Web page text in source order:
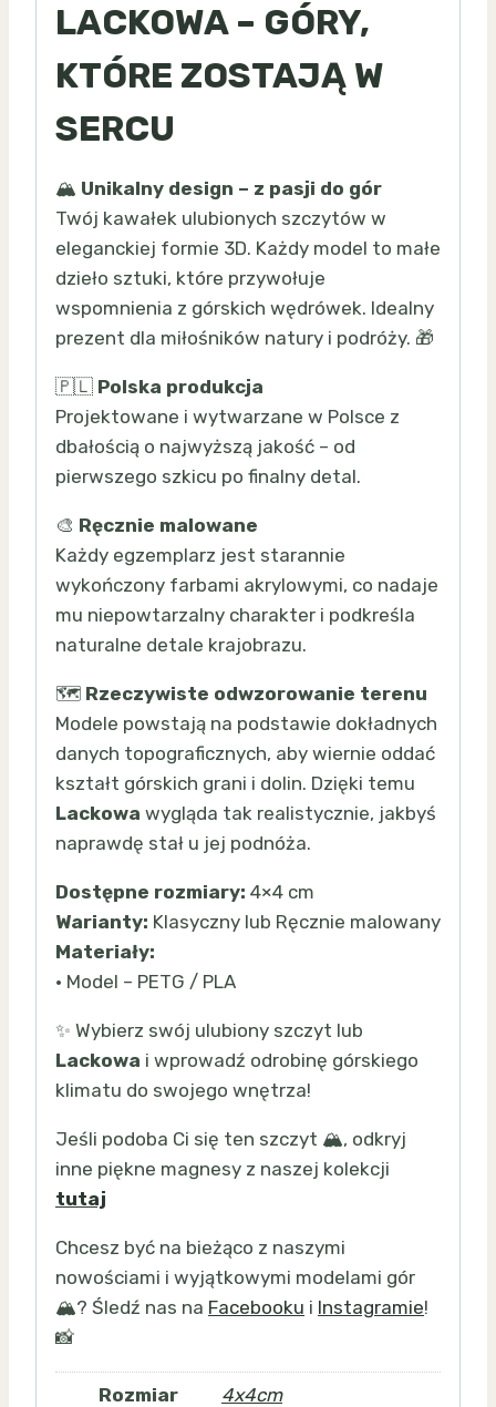
LACKOWA – GÓRY,
KTÓRE ZOSTAJĄ W
SERCU
🏔️ Unikalny design – z pasji do gór
Twój kawałek ulubionych szczytów w
eleganckiej formie 3D. Każdy model to małe
dzieło sztuki, które przywołuje
wspomnienia z górskich wędrówek. Idealny
prezent dla miłośników natury i podróży. 🎁
🇵🇱 Polska produkcja
Projektowane i wytwarzane w Polsce z
dbałością o najwyższą jakość – od
pierwszego szkicu po finalny detal.
🎨 Ręcznie malowane
Każdy egzemplarz jest starannie
wykończony farbami akrylowymi, co nadaje
mu niepowtarzalny charakter i podkreśla
naturalne detale krajobrazu.
🗺️ Rzeczywiste odwzorowanie terenu
Modele powstają na podstawie dokładnych
danych topograficznych, aby wiernie oddać
kształt górskich grani i dolin. Dzięki temu
Lackowa wygląda tak realistycznie, jakbyś
naprawdę stał u jej podnóża.
Dostępne rozmiary: 4×4 cm
Warianty: Klasyczny lub Ręcznie malowany
Materiały:
• Model – PETG / PLA
✨ Wybierz swój ulubiony szczyt lub
Lackowa i wprowadź odrobinę górskiego
klimatu do swojego wnętrza!
Jeśli podoba Ci się ten szczyt 🏔️, odkryj
inne piękne magnesy z naszej kolekcji
tutaj
Chcesz być na bieżąco z naszymi
nowościami i wyjątkowymi modelami gór
🏔️? Śledź nas na Facebooku i Instagramie!
📸
Rozmiar 4x4cm